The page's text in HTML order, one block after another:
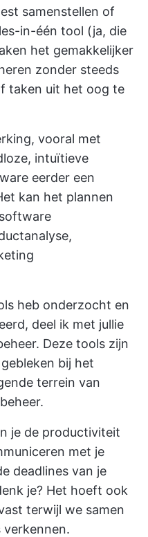
samenstellen of
in-één tool (ja, die
het gemakkelijker
zonder steeds
taken uit het oog te
vooral met
intuïtieve
eerder een
kan het plannen
heb onderzocht en
deel ik met jullie
Deze tools zijn
bij het
terrein van
je de productiviteit
met je
deadlines van je
je? Het hoeft ook
terwijl we samen
verkennen.